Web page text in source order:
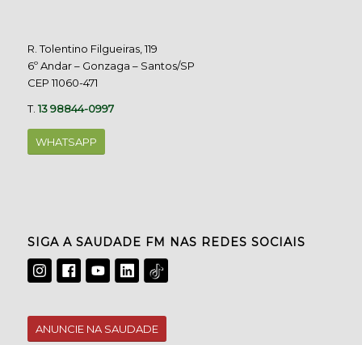
R. Tolentino Filgueiras, 119
6º Andar – Gonzaga – Santos/SP
CEP 11060-471
T.13 98844-0997
WHATSAPP
SIGA A SAUDADE FM NAS REDES SOCIAIS
ANUNCIE NA SAUDADE